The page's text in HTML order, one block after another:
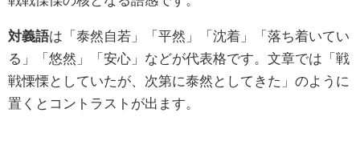
対義語は「泰然自若」「平然」「沈着」「落ち着いてい
る」「悠然」「安心」などが代表格です。文章では「戦
戦慄慄としていたが、次第に泰然としてきた」のように
置くとコントラストが出ます。